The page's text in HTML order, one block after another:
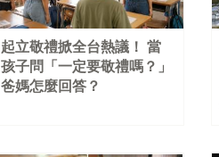
起立敬禮掀全台熱議！ 當
孩子問「一定要敬禮嗎？」
爸媽怎麼回答？